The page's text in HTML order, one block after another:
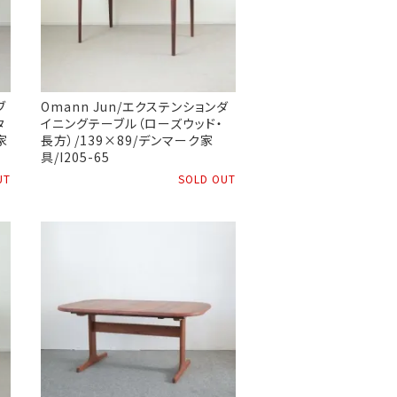
Omann Jun/エクステンションダ
イニングテーブル（ローズウッド・
長方）/139×89/デンマーク家
具/I205-65
SOLD OUT